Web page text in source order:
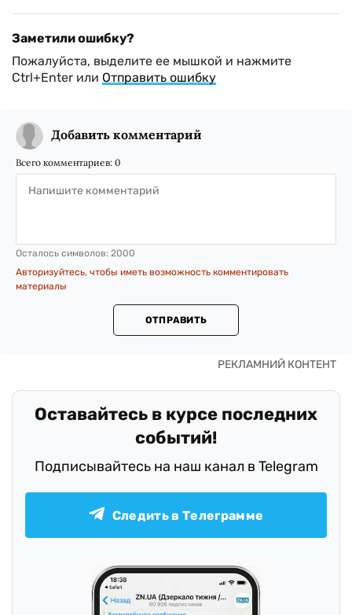
Заметили ошибку?
Пожалуйста, выделите ее мышкой и нажмите
Ctrl+Enter или Отправить ошибку
Добавить комментарий
Всего комментариев: 0
Осталось символов: 2000
Авторизуйтесь, чтобы иметь возможность комментировать
материалы
ОТПРАВИТЬ
Оставайтесь в курсе последних
событий!
Подписывайтесь на наш канал в Telegram
Следить в Телеграмме